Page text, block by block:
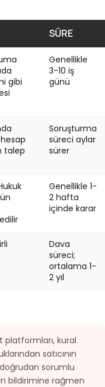
SÜRE
gibi
Genellikle
3-10 iş
günü
talep
Soruşturma
süreci aylar
sürer
Genellikle 1-
2 hafta
içinde karar
Dava
süreci;
ortalama 1-
2 yıl
platformları, kural
satıcının
sorumlu
bildirimine rağmen